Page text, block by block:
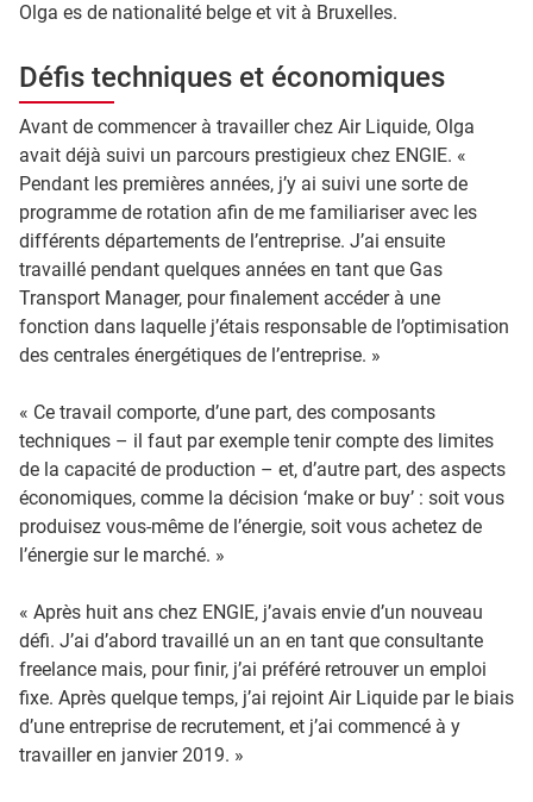
Olga es de nationalité belge et vit à Bruxelles.
Défis techniques et économiques
Avant de commencer à travailler chez Air Liquide, Olga
avait déjà suivi un parcours prestigieux chez ENGIE. «
Pendant les premières années, j’y ai suivi une sorte de
programme de rotation afin de me familiariser avec les
différents départements de l’entreprise. J’ai ensuite
travaillé pendant quelques années en tant que Gas
Transport Manager, pour finalement accéder à une
fonction dans laquelle j’étais responsable de l’optimisation
des centrales énergétiques de l’entreprise. »
« Ce travail comporte, d’une part, des composants
techniques – il faut par exemple tenir compte des limites
de la capacité de production – et, d’autre part, des aspects
économiques, comme la décision ‘make or buy’ : soit vous
produisez vous-même de l’énergie, soit vous achetez de
l’énergie sur le marché. »
« Après huit ans chez ENGIE, j’avais envie d’un nouveau
défi. J’ai d’abord travaillé un an en tant que consultante
freelance mais, pour finir, j’ai préféré retrouver un emploi
fixe. Après quelque temps, j’ai rejoint Air Liquide par le biais
d’une entreprise de recrutement, et j’ai commencé à y
travailler en janvier 2019. »